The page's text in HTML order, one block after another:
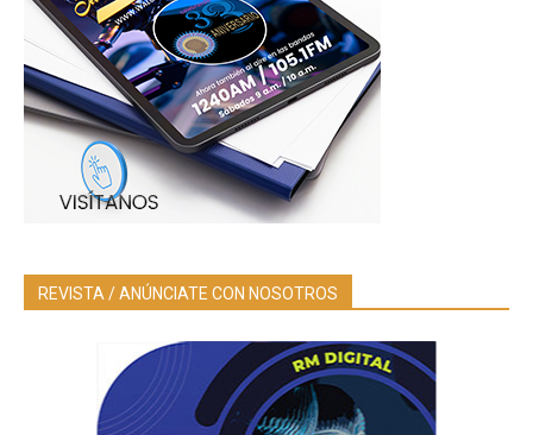
REVISTA / ANÚNCIATE CON NOSOTROS